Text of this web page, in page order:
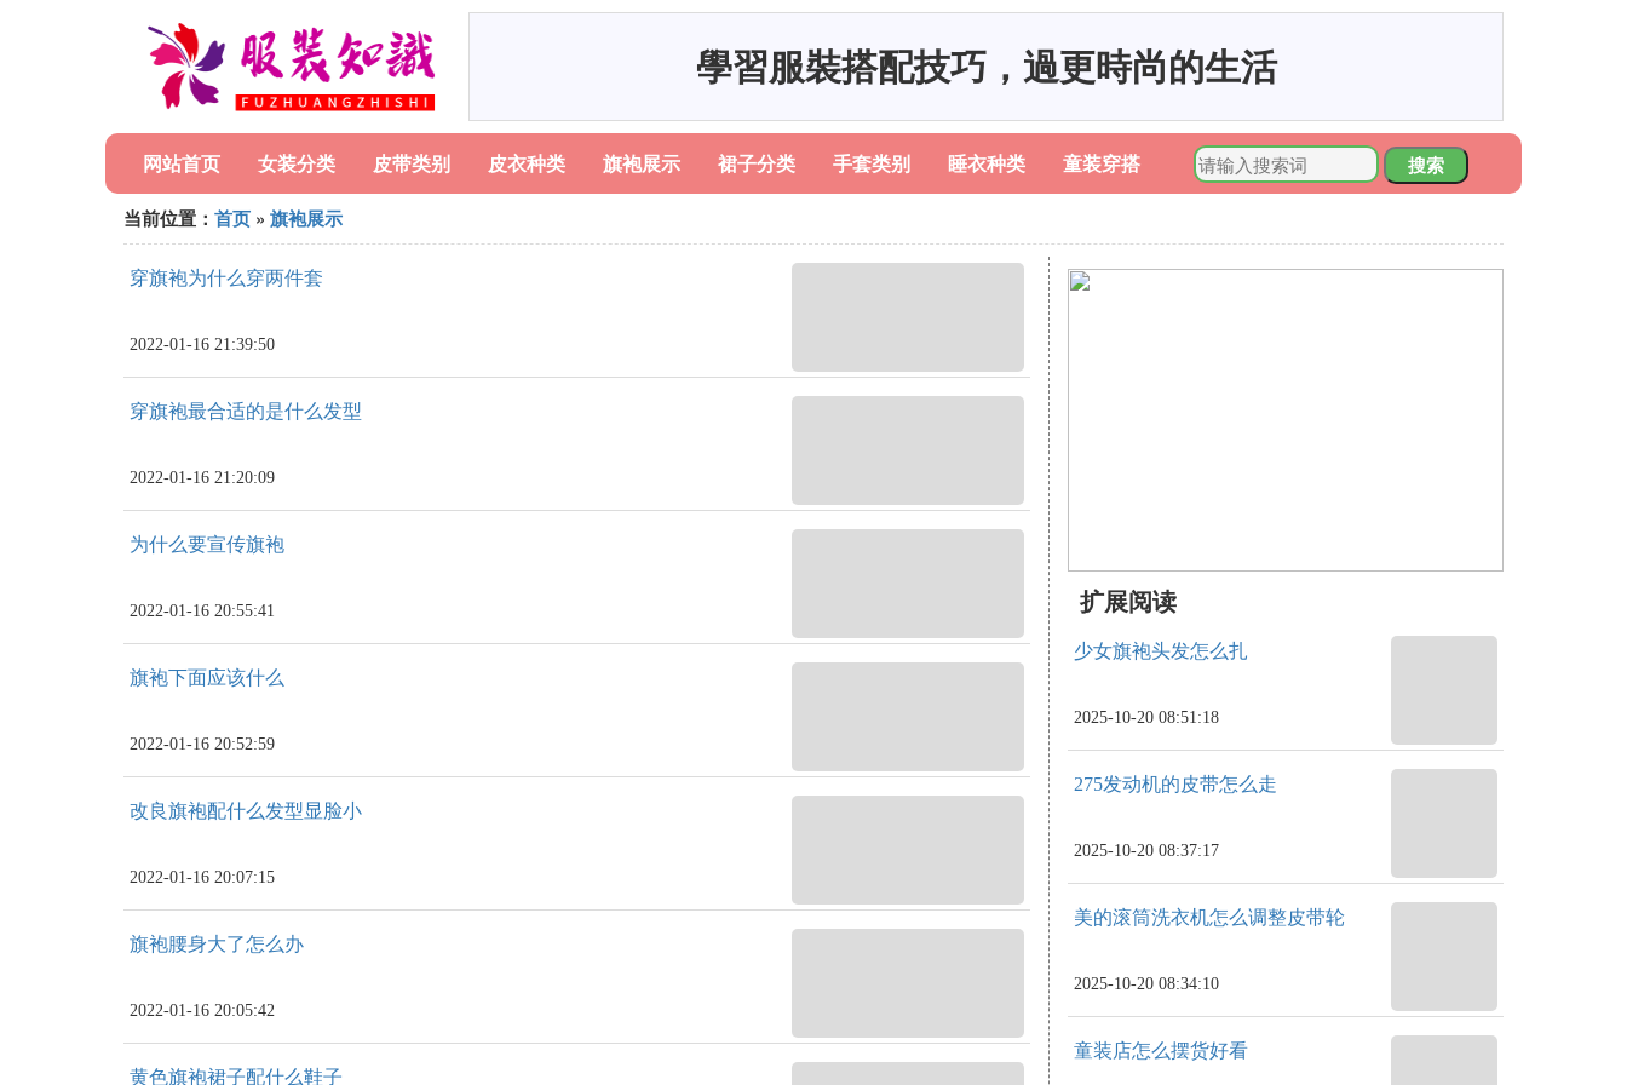
學習服裝搭配技巧，過更時尚的生活
网站首页 女装分类 皮带类别 皮衣种类 旗袍展示 裙子分类 手套类别 睡衣种类 童装穿搭
搜索
当前位置： 首页 » 旗袍展示
穿旗袍为什么穿两件套
2022-01-16 21:39:50
穿旗袍最合适的是什么发型
2022-01-16 21:20:09
为什么要宣传旗袍
2022-01-16 20:55:41
旗袍下面应该什么
2022-01-16 20:52:59
改良旗袍配什么发型显脸小
2022-01-16 20:07:15
旗袍腰身大了怎么办
2022-01-16 20:05:42
黄色旗袍裙子配什么鞋子
扩展阅读
少女旗袍头发怎么扎
2025-10-20 08:51:18
275发动机的皮带怎么走
2025-10-20 08:37:17
美的滚筒洗衣机怎么调整皮带轮
2025-10-20 08:34:10
童装店怎么摆货好看